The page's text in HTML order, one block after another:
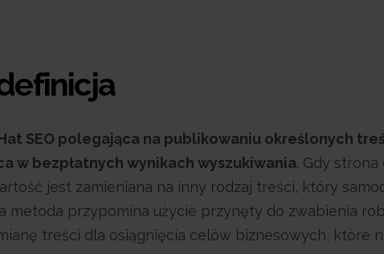
SEO polegająca na publikowaniu określonych
w bezpłatnych wynikach wyszukiwania. Gdy strona
jest zamieniana na inny rodzaj treści, który
metoda przypomina użycie przynęty do zwabienia
treści dla osiągnięcia celów biznesowych, które